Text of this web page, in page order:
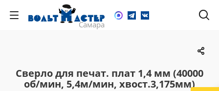
Сверло для печат. плат 1,4 мм (40000
об/мин, 5,4м/мин, хвост.3,175мм)